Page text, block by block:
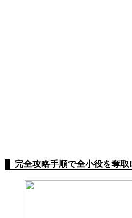
完全攻略手順で全小役を奪取!